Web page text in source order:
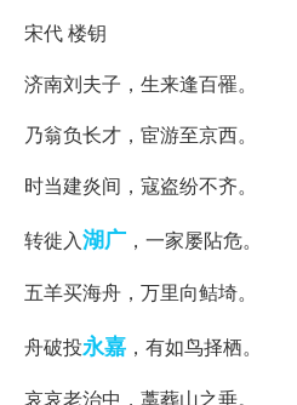
宋代 楼钥
济南刘夫子，生来逢百罹。
乃翁负长才，宦游至京西。
时当建炎间，寇盗纷不齐。
转徙入湖广 ，一家屡阽危。
五羊买海舟，万里向鲒埼。
舟破投永嘉 ，有如鸟择栖。
哀哀老治中，藁葬山之垂。